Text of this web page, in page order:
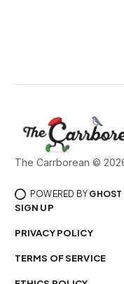
The Carrborean ©
POWERED BY GHOST
SIGN UP
PRIVACY POLICY
TERMS OF SERVICE